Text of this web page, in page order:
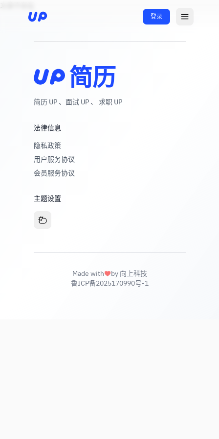
登录
简历
简历 UP 、面试 UP 、 求职 UP
法律信息
隐私政策
用户服务协议
会员服务协议
主题设置
Made with
by 向上科技
鲁ICP备2025170990号-1